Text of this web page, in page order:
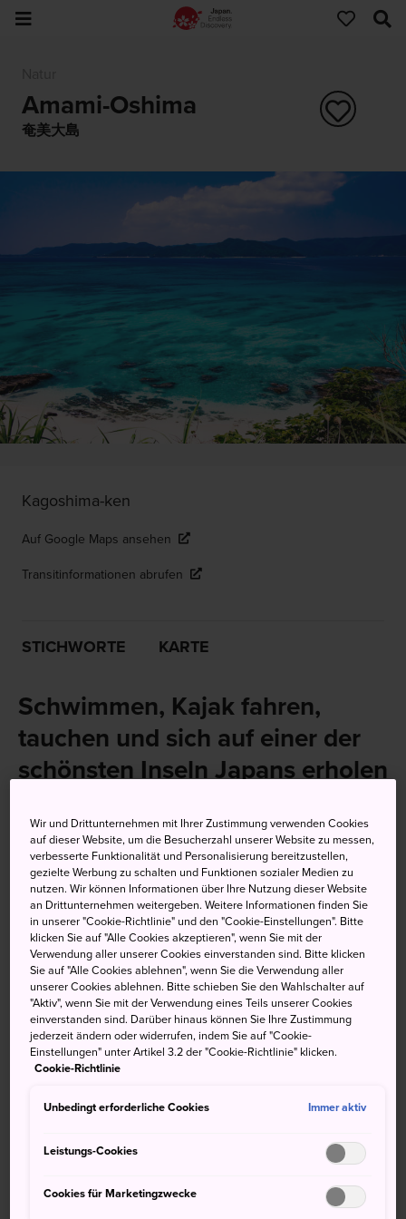
Amami-Oshima
奄美大島
Kagoshima-ken
Auf Google Maps ansehen
Transitinformationen abrufen
STICHWORTE KARTE
Schwimmen, Kajak fahren,
tauchen und sich auf einer der
schönsten Inseln Japans erholen
Kyushu
undOkinawa
. Das Klima auf der Insel ähnelt
dem im milden Okinawa und die weißen Strände, die
wunderschönen Korallenriffe und das kristallklare Meer
machen die Insel zu einem der beliebtesten Schnorchel-
und Tauchreviere Japans.
Anfahrt
Amami-Oshima ist mit dem Flugzeug von vielen großen
japanischen Städten aus und mit der Fähre von
Kagoshima aus erreichbar.
von Tokyo, 1,5 Stunden von Osaka und 1 Stunde und 50
Amami-Oshima liegt an der Fährverbindung, die
verbindet. Die
Fährüberfahrt von Kagoshima aus dauert 11 Stunden, von
Wir und Drittunternehmen mit Ihrer Zustimmung verwenden Cookies
auf dieser Website, um die Besucherzahl unserer Website zu messen,
verbesserte Funktionalität und Personalisierung bereitzustellen,
gezielte Werbung zu schalten und Funktionen sozialer Medien zu
nutzen. Wir können Informationen über Ihre Nutzung dieser Website
an Drittunternehmen weitergeben. Weitere Informationen finden Sie
in unserer "Cookie-Richtlinie" und den "Cookie-Einstellungen". Bitte
klicken Sie auf "Alle Cookies akzeptieren", wenn Sie mit der
Verwendung aller unserer Cookies einverstanden sind. Bitte klicken
Sie auf "Alle Cookies ablehnen", wenn Sie die Verwendung aller
unserer Cookies ablehnen. Bitte schieben Sie den Wahlschalter auf
"Aktiv", wenn Sie mit der Verwendung eines Teils unserer Cookies
einverstanden sind. Darüber hinaus können Sie Ihre Zustimmung
jederzeit ändern oder widerrufen, indem Sie auf "Cookie-
Einstellungen" unter Artikel 3.2 der "Cookie-Richtlinie" klicken.
Cookie-Richtlinie
Unbedingt erforderliche Cookies Immer aktiv
Leistungs-Cookies
Cookies für Marketingzwecke